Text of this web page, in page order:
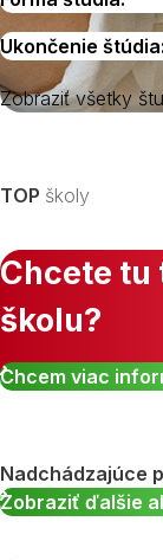
Zobraziť všetky
TOP školy
Chcete
školu?
Chcem viac
Nadchádzajúce
Zobraziť ďalšie